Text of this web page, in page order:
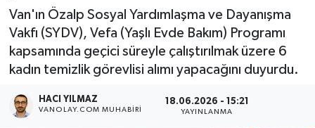
Van'ın Özalp Sosyal Yardımlaşma ve Dayanışma
Vakfı (SYDV), Vefa (Yaşlı Evde Bakım) Programı
kapsamında geçici süreyle çalıştırılmak üzere 6
kadın temizlik görevlisi alımı yapacağını duyurdu.
HACI YILMAZ
VANOLAY.COM MUHABIRI
18.06.2026 - 15:21
YAYINLANMA
Sağlık
Eğitim
Süper Lig Puan Durumu ve Fikstür
Tüm Manşetler